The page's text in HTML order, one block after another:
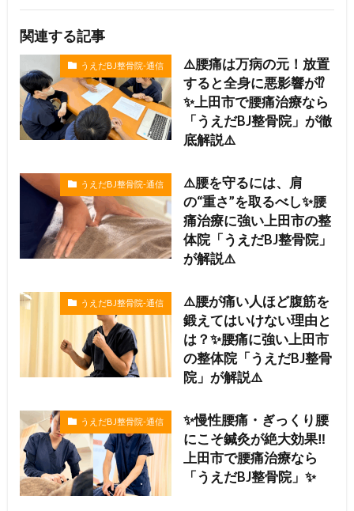
関連する記事
うえだBJ整骨院-通信
⚠️腰痛は万病の元！放置
すると全身に悪影響が⁉️
✨上田市で腰痛治療なら
「うえだBJ整骨院」が徹
底解説⚠️
うえだBJ整骨院-通信
⚠️腰を守るには、肩
の“重さ”を取るべし✨腰
痛治療に強い上田市の整
体院「うえだBJ整骨院」
が解説⚠️
うえだBJ整骨院-通信
⚠️腰が痛い人ほど腹筋を
鍛えてはいけない理由と
は？✨腰痛に強い上田市
の整体院「うえだBJ整骨
院」が解説⚠️
うえだBJ整骨院-通信
✨慢性腰痛・ぎっくり腰
にこそ鍼灸が絶大効果‼️
上田市で腰痛治療なら
「うえだBJ整骨院」✨